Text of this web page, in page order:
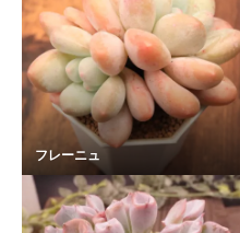
フレーニュ